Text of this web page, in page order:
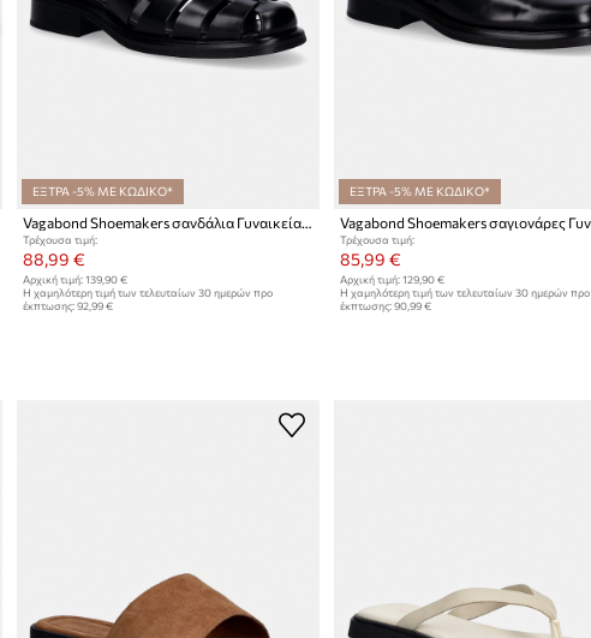
ΕΞΤΡΑ -5% ΜΕ ΚΩΔΙΚΟ*
Vagabond Shoemakers σανδάλια Γυναικεία δερμάτινα ELLIS
Τρέχουσα τιμή:
88,99 €
Αρχική τιμή: 139,90 €
Η χαμηλότερη τιμή των τελευταίων 30 ημερών προ
έκπτωσης: 92,99 €
ΕΞΤΡΑ -5% ΜΕ ΚΩΔΙΚΟ*
Τρέχουσα τιμή:
85,99 €
Αρχική τιμή: 129,90 €
Η χαμηλότερη τιμή των τελευταίων 30 ημερών προ
έκπτωσης: 90,99 €